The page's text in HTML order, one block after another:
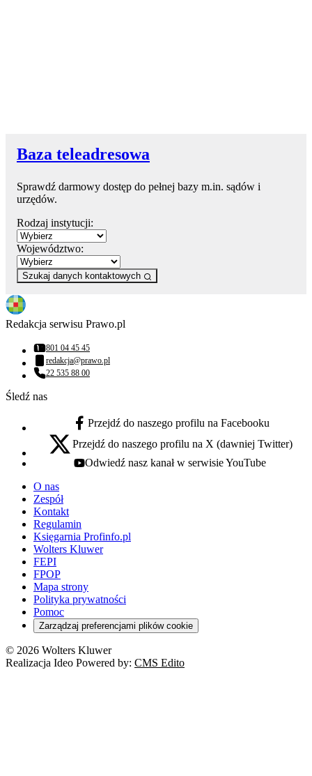
Baza teleadresowa
Sprawdź darmowy dostęp do pełnej bazy m.in. sądów i
urzędów.
Rodzaj instytucji:
Województwo:
Szukaj danych kontaktowych
Redakcja serwisu Prawo.pl
Numer telefonu:
801 04 45 45
Adres email:
redakcja@prawo.pl
Numer telefonu:
22 535 88 00
Śledź nas
facebook - otwiera się w nowej karcie
Przejdź do naszego profilu na Facebooku
x - otwiera się w nowej karcie
Przejdź do naszego profilu na X (dawniej Twitter)
youtube - otwiera się w nowej karcie
Odwiedź nasz kanał w serwisie YouTube
O nas
Zespół
Kontakt
Regulamin
Księgarnia Profinfo.pl
Wolters Kluwer
FEPI
FPOP
Mapa strony
Polityka prywatności
Pomoc
Zarządzaj preferencjami plików cookie
© 2026 Wolters Kluwer
Realizacja Ideo Powered by: CMS Edito